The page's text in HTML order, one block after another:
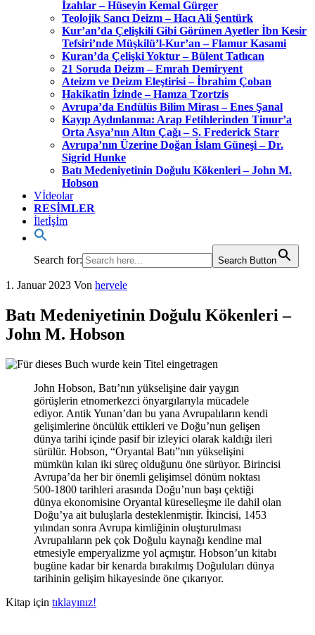
İzahlar – Hüseyin Kemal Gürger
Teolojik Sancı Deizm – Hacı Ali Şentürk
Kur’an’da Çelişkili Gibi Görünen Ayetler İbn Kesir
Tefsiri’nde Müşkilü’l-Kur’an – Flamur Kasami
Kuran’da Çelişki Yoktur – Bülent Tatlıcan
21 Soruda Deizm – Emrah Demiryent
Ateizm ve Deizm Eleştirisi – İbrahim Çoban
Hakikatin İzinde – Hamza Tzortzis
Avrupa’da Endülüs Bilim Mirası – Enes Şanal
Kayıp Aydınlanma: Arap Fetihlerinden Timur’a
Orta Asya’nın Altın Çağı – S. Frederick Starr
Avrupa’nın Üzerine Doğan İslam Güneşi – Dr.
Sigrid Hunke
Batı Medeniyetinin Doğulu Kökenleri – John M.
Hobson
Vİdeolar
RESİMLER
İletİşİm
Search for: Search Button
1. Januar 2023 Von hervele
Batı Medeniyetinin Doğulu Kökenleri –
John M. Hobson
John Hobson, Batı’nın yükselişine dair yaygın
görüşlerin etnomerkezci önyargılarıyla mücadele
ediyor. Antik Yunan’dan bu yana Avrupalıların kendi
gelişimlerine öncülük ettikleri ve Doğu’nun gelişen
dünya tarihi içinde pasif bir izleyici olarak kaldığı ileri
sürülür. Hobson, “Oryantal Batı”nın yükselişini
mümkün kılan iki süreç olduğunu öne sürüyor. Birincisi
Avrupa’da her bir önemli gelişimsel dönüm noktası
500-1800 tarihleri arasında Doğu’nun başı çektiği
dünya ekonomisine Oryantal küreselleşme ile dahil olan
Doğu’ya ait buluşlarla desteklenmiştir. İkincisi, 1453
yılından sonra Avrupa kimliğinin oluşturulması
Avrupalıların pek çok Doğulu kaynağı kendine mal
etmesiyle emperyalizme yol açmıştır. Hobson’un kitabı
bugüne kadar bir kenarda bırakılmış Doğuluları dünya
tarihinin gelişim hikayesinde öne çıkarıyor.
Kitap için tıklayınız!